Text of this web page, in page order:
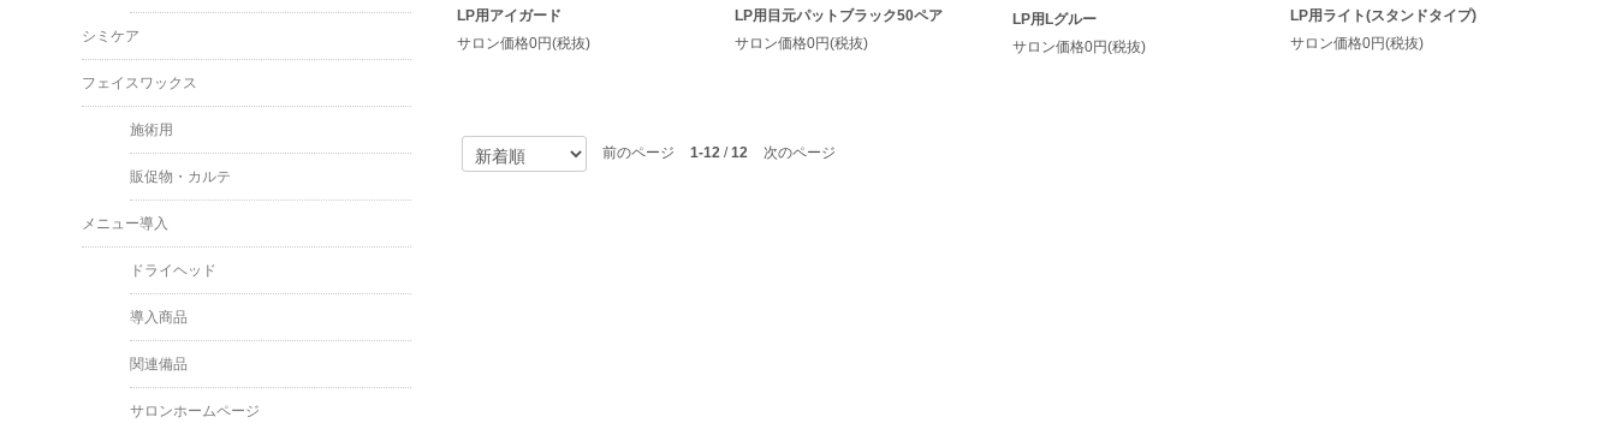
LP用アイガード
サロン価格0円(税抜)
LP用目元パットブラック50ペア
サロン価格0円(税抜)
LP用Lグルー
サロン価格0円(税抜)
LP用ライト(スタンドタイプ)
サロン価格0円(税抜)
前のページ 1-12/12 次のページ
シミケア
フェイスワックス
施術用
販促物・カルテ
メニュー導入
ドライヘッド
導入商品
関連備品
サロンホームページ